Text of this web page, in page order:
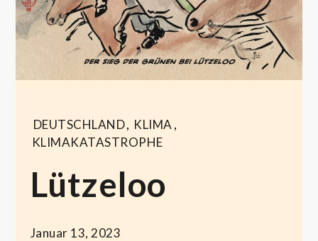
DEUTSCHLAND, KLIMA ,
KLIMAKATASTROPHE
Lützeloo
Januar 13, 2023